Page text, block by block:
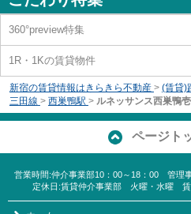
360°preview特集
1R・1Kの賃貸物件
新宿の賃貸情報はきらきら不動産 > (賃貸)
三田線 > 西巣鴨駅 > ルネッサンス西巣鴨
ページト
営業時間:仲介事業部10：00～18：00 管理
定休日:賃貸仲介事業部 火曜・水曜